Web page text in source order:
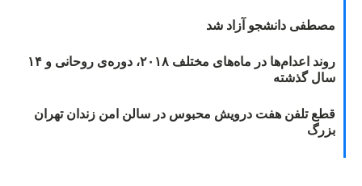
مصطفی دانشجو آزاد شد
روند اعدام‌ها در ماه‌های مختلف ۲۰۱۸، دوره‌ی روحانی و ۱۴
سال گذشته
قطع تلفن هفت درویش محبوس در سالن امن زندان تهران
بزرگ